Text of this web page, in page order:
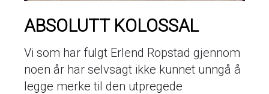
ABSOLUTT KOLOSSAL
Vi som har fulgt Erlend Ropstad gjennom
noen år har selvsagt ikke kunnet unngå å
legge merke til den utpregede